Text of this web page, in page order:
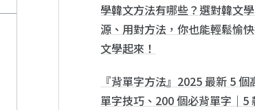
學韓文方法有哪些？選對韓文
源、用對方法，你也能輕鬆愉
文學起來！
『背單字方法』2025 最新 5 個
單字技巧、200 個必背單字｜5